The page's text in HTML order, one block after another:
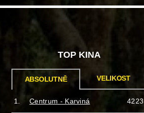
TOP KINA
ABSOLUTNĚ VELIKOST
1. Centrum - Karviná 4223